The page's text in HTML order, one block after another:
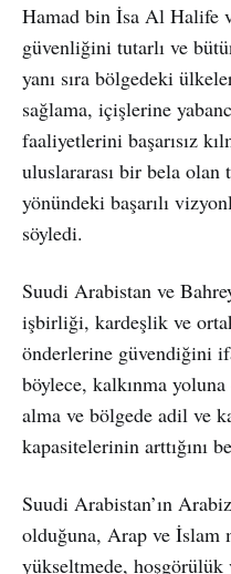
Hamad bin İsa Al Halife
güvenliğini tutarlı ve
yanı sıra bölgedeki
sağlama, içişlerine
faaliyetlerini başarısız
uluslararası bir bela
yönündeki başarılı
söyledi.
Suudi Arabistan ve
işbirliği, kardeşlik ve
önderlerine güvendiğini
böylece, kalkınma
alma ve bölgede adil ve
kapasitelerinin arttığını
Suudi Arabistan’ın
olduğuna, Arap ve İslam
yükseltmede, hoşgörülük